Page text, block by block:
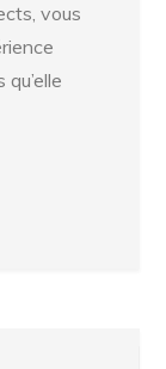
vous